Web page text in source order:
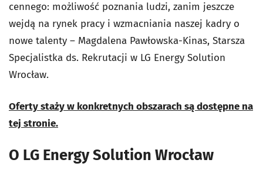
cennego: możliwość poznania ludzi, zanim jeszcze
wejdą na rynek pracy i wzmacniania naszej kadry o
nowe talenty – Magdalena Pawłowska-Kinas, Starsza
Specjalistka ds. Rekrutacji w LG Energy Solution
Wrocław.
Oferty staży w konkretnych obszarach są dostępne na
tej stronie.
O LG Energy Solution Wrocław